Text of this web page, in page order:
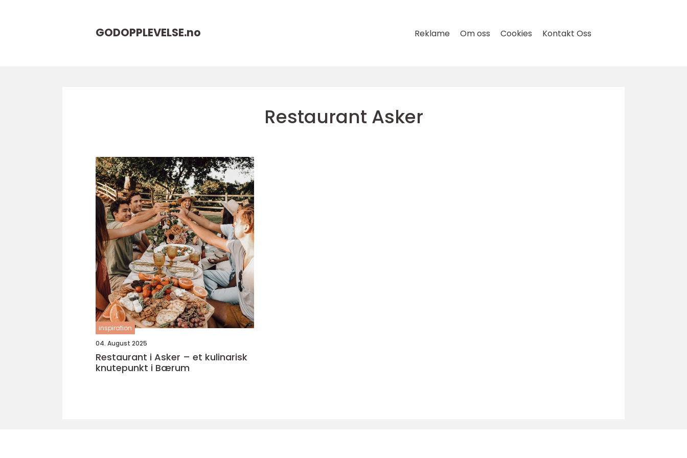
GODOPPLEVELSE.no Reklame Om oss Cookies Kontakt Oss
Restaurant Asker
inspiration
04. August 2025
Restaurant i Asker – et kulinarisk
knutepunkt i Bærum